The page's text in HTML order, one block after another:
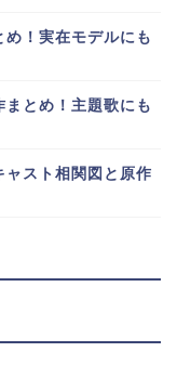
め！実在モデルにも
まとめ！主題歌にも
ャスト相関図と原作